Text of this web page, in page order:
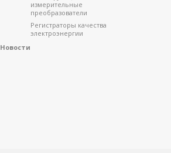
измерительные
преобразователи
Регистраторы качества
электроэнергии
Новости